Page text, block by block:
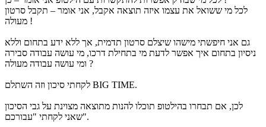
לכל מי ששואל את עצמו איזה תוצאה אקבל, אני אומר – תקבל סרטון
מעולה !
גם אני חיפשתי מישהו שיצלם סרטון תדמית, אך ללא ידע בתחום וללא
ניסיון בתחום איך אפשר לדעת מי בתחילת דרכו, מי עושה עבודה סבירה
ומי עושה עבודה מעולה ?
לקחתי סיכון וזה השתלם BIG TIME.
לכן, אם תבחרו בהילטופ תוכלו להנות מתוצאה מצוינת על גבי הסיכון
שאני לקחתי "עבורכם".